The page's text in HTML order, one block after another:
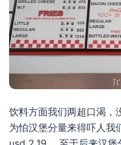
饮料方面我们两超口渴，
为怕汉堡分量来得吓人我